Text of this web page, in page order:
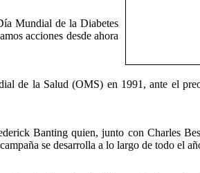
Mundial de la Diabetes
acciones desde ahora
de la Salud (OMS) en 1991, ante el
Banting quien, junto con Charles
se desarrolla a lo largo de todo el